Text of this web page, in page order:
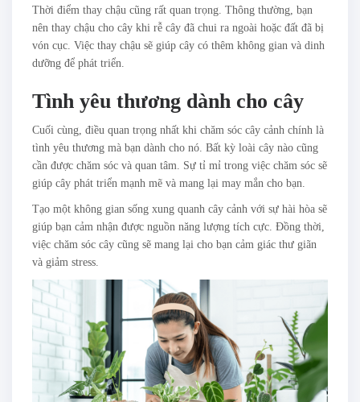
Thời điểm thay chậu cũng rất quan trọng. Thông thường, bạn
nên thay chậu cho cây khi rễ cây đã chui ra ngoài hoặc đất đã bị
vón cục. Việc thay chậu sẽ giúp cây có thêm không gian và dinh
dưỡng để phát triển.
Tình yêu thương dành cho cây
Cuối cùng, điều quan trọng nhất khi chăm sóc cây cảnh chính là
tình yêu thương mà bạn dành cho nó. Bất kỳ loài cây nào cũng
cần được chăm sóc và quan tâm. Sự tỉ mỉ trong việc chăm sóc sẽ
giúp cây phát triển mạnh mẽ và mang lại may mắn cho bạn.
Tạo một không gian sống xung quanh cây cảnh với sự hài hòa sẽ
giúp bạn cảm nhận được nguồn năng lượng tích cực. Đồng thời,
việc chăm sóc cây cũng sẽ mang lại cho bạn cảm giác thư giãn
và giảm stress.